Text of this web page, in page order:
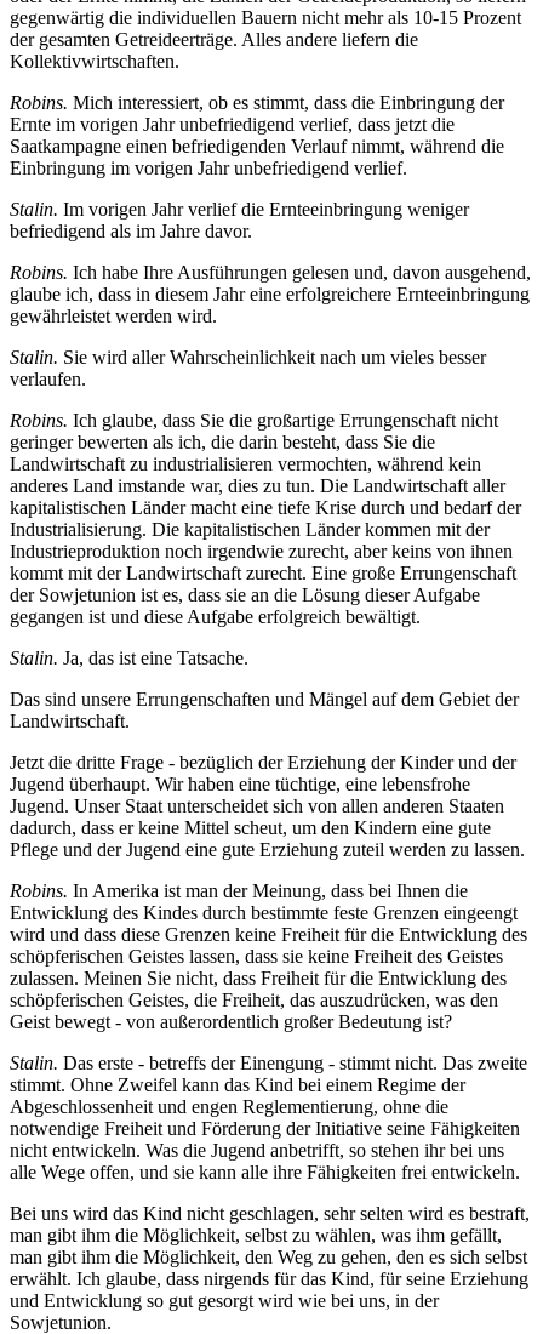
gegenwärtig die individuellen Bauern nicht mehr als 10-15 Prozent
der gesamten Getreideerträge. Alles andere liefern die
Kollektivwirtschaften.
Robins. Mich interessiert, ob es stimmt, dass die Einbringung der
Ernte im vorigen Jahr unbefriedigend verlief, dass jetzt die
Saatkampagne einen befriedigenden Verlauf nimmt, während die
Einbringung im vorigen Jahr unbefriedigend verlief.
Stalin. Im vorigen Jahr verlief die Ernteeinbringung weniger
befriedigend als im Jahre davor.
Robins. Ich habe Ihre Ausführungen gelesen und, davon ausgehend,
glaube ich, dass in diesem Jahr eine erfolgreichere Ernteeinbringung
gewährleistet werden wird.
Stalin. Sie wird aller Wahrscheinlichkeit nach um vieles besser
verlaufen.
Robins. Ich glaube, dass Sie die großartige Errungenschaft nicht
geringer bewerten als ich, die darin besteht, dass Sie die
Landwirtschaft zu industrialisieren vermochten, während kein
anderes Land imstande war, dies zu tun. Die Landwirtschaft aller
kapitalistischen Länder macht eine tiefe Krise durch und bedarf der
Industrialisierung. Die kapitalistischen Länder kommen mit der
Industrieproduktion noch irgendwie zurecht, aber keins von ihnen
kommt mit der Landwirtschaft zurecht. Eine große Errungenschaft
der Sowjetunion ist es, dass sie an die Lösung dieser Aufgabe
gegangen ist und diese Aufgabe erfolgreich bewältigt.
Stalin. Ja, das ist eine Tatsache.
Das sind unsere Errungenschaften und Mängel auf dem Gebiet der
Landwirtschaft.
Jetzt die dritte Frage - bezüglich der Erziehung der Kinder und der
Jugend überhaupt. Wir haben eine tüchtige, eine lebensfrohe
Jugend. Unser Staat unterscheidet sich von allen anderen Staaten
dadurch, dass er keine Mittel scheut, um den Kindern eine gute
Pflege und der Jugend eine gute Erziehung zuteil werden zu lassen.
Robins. In Amerika ist man der Meinung, dass bei Ihnen die
Entwicklung des Kindes durch bestimmte feste Grenzen eingeengt
wird und dass diese Grenzen keine Freiheit für die Entwicklung des
schöpferischen Geistes lassen, dass sie keine Freiheit des Geistes
zulassen. Meinen Sie nicht, dass Freiheit für die Entwicklung des
schöpferischen Geistes, die Freiheit, das auszudrücken, was den
Geist bewegt - von außerordentlich großer Bedeutung ist?
Stalin. Das erste - betreffs der Einengung - stimmt nicht. Das zweite
stimmt. Ohne Zweifel kann das Kind bei einem Regime der
Abgeschlossenheit und engen Reglementierung, ohne die
notwendige Freiheit und Förderung der Initiative seine Fähigkeiten
nicht entwickeln. Was die Jugend anbetrifft, so stehen ihr bei uns
alle Wege offen, und sie kann alle ihre Fähigkeiten frei entwickeln.
Bei uns wird das Kind nicht geschlagen, sehr selten wird es bestraft,
man gibt ihm die Möglichkeit, selbst zu wählen, was ihm gefällt,
man gibt ihm die Möglichkeit, den Weg zu gehen, den es sich selbst
erwählt. Ich glaube, dass nirgends für das Kind, für seine Erziehung
und Entwicklung so gut gesorgt wird wie bei uns, in der
Sowjetunion.